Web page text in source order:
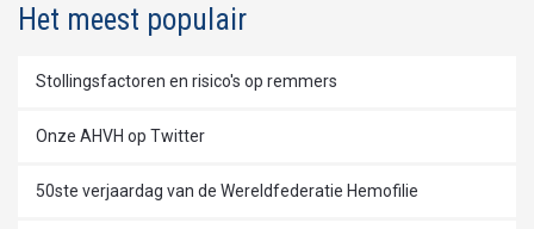
Het meest populair
Stollingsfactoren en risico's op remmers
Onze AHVH op Twitter
50ste verjaardag van de Wereldfederatie Hemofilie